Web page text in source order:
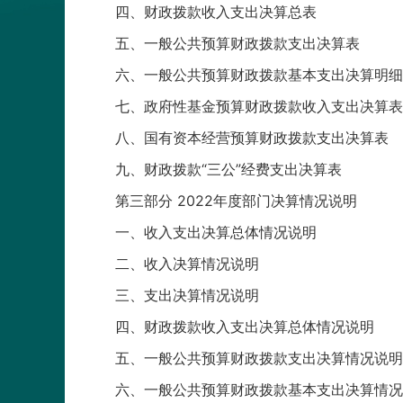
四、财政拨款收入支出决算总表
五、一般公共预算财政拨款支出决算表
六、一般公共预算财政拨款基本支出决算明
七、政府性基金预算财政拨款收入支出决算表
八、国有资本经营预算财政拨款支出决算表
九、财政拨款“三公”经费支出决算表
第三部分 2022年度部门决算情况说明
一、收入支出决算总体情况说明
二、收入决算情况说明
三、支出决算情况说明
四、财政拨款收入支出决算总体情况说明
五、一般公共预算财政拨款支出决算情况说明
六、一般公共预算财政拨款基本支出决算情